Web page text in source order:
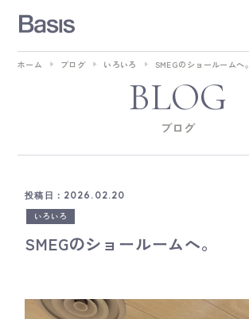
BLOG
ブログ
ホーム ブログ いろいろ SMEGのショールームへ。
投稿日：2026.02.20
いろいろ
SMEGのショールームへ。